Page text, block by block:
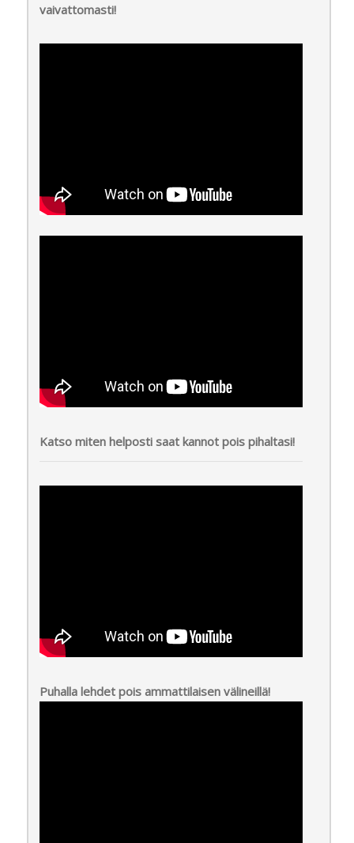
vaivattomasti!
Katso miten helposti saat kannot pois pihaltasi!
Puhalla lehdet pois ammattilaisen välineillä!